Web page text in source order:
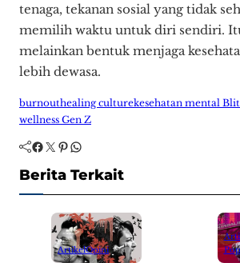
tenaga, tekanan sosial yang tidak
memilih waktu untuk diri sendiri.
melainkan bentuk menjaga
lebih dewasa.
burnouthealing culturekesehatan mental
wellness Gen Z
Facebook Twitter Pinterest WhatsApp
Berita Terkait
ArtikelOpini